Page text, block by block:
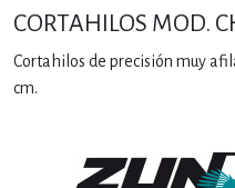
CORTAHILOS MOD.
Cortahilos de precisión muy
cm.